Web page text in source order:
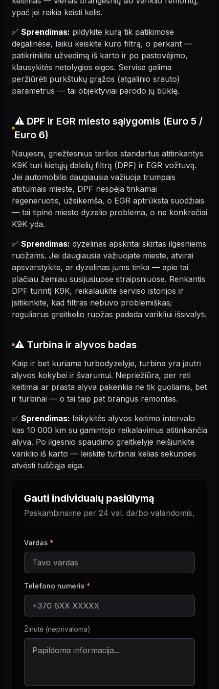
ypač jei reikia keisti kelis.
✅ Sprendimas: pildykite kurą tik patikimose
degalinėse, laiku keiskite kuro filtrą, o perkant —
patikrinkite užvedimą iš karto ir po pastovėjimo,
klausykitės netolygios eigos. Servise galima
peržiūrėti purkštukų grąžos (atgalinio srauto)
parametrus — tai objektyviai parodo jų būklę.
⚠️ DPF ir EGR miesto sąlygomis (Euro 5 /
Euro 6)
Naujesni, griežtesnius taršos standartus atitinkantys
K9K turi kietųjų dalelių filtrą (DPF) ir EGR vožtuvą.
Jei automobilis daugiausia važiuoja trumpais
atstumais mieste, DPF nespėja tinkamai
regeneruotis, užsikemša, o EGR aptrūksta suodžiais
— tai tipinė miesto dyzelio problema, o ne konkrečiai
K9K yda.
✅ Sprendimas: dyzelinas apskritai skirtas ilgesniems
ruožams. Jei daugiausia važiuojate mieste, atvirai
apsvarstykite, ar dyzelinas jums tinka — apie tai
plačiau žemiau susijusiuose straipsniuose. Renkantis
DPF turintį K9K, reikalaukite serviso istorijos ir
įsitikinkite, kad filtras nebuvo problemiškas;
reguliarus greitkelio ruožas padeda varikliui išsivalyti.
⚠️ Turbina ir alyvos badas
Kaip ir bet kuriame turbodyzelyje, turbina yra jautri
alyvos kokybei ir švarumui. Nepriežiūra, per reti
keitimai ar prasta alyva pakenkia ne tik guoliams, bet
ir turbinai — o tai taip pat brangus remontas.
✅ Sprendimas: laikykitės alyvos keitimo intervalo
kas 10 000 km su gamintojo reikalavimus atitinkančia
alyva. Po ilgesnio spaudimo greitkelyje neišjunkite
variklio iš karto — leiskite turbinai kelias sekundes
atvėsti tuščiąja eiga.
Gauti individualų pasiūlymą
Paskambinsime per 24 val. darbo valandomis.
Vardas *
Telefono numeris *
Žinutė (neprivaloma)